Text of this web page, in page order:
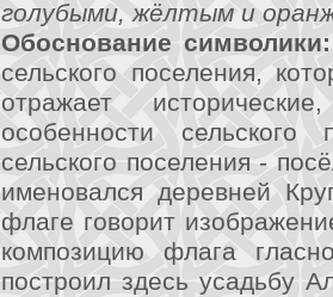
голубыми, жёлтым и
Обоснование символики:
сельского поселения,
отражает
особенности сельского
сельского поселения -
именовался деревней
флаге говорит
композицию флага
построил здесь усадьбу